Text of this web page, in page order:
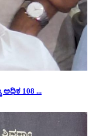
ಅಧಿಕ 108 ...